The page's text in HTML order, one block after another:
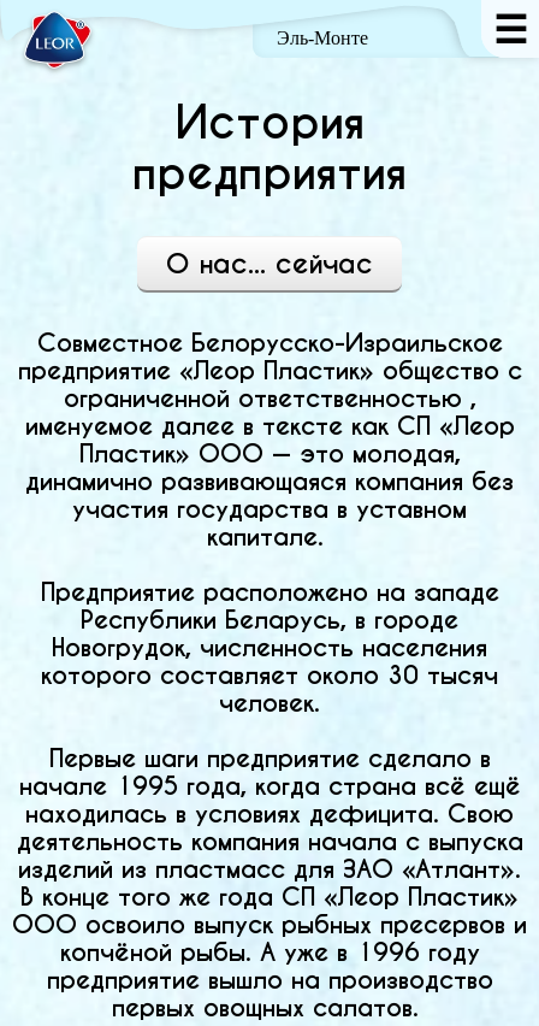
Эль-Монте ☰
История
предприятия
О нас... сейчас
Совместное Белорусско-Израильское
предприятие «Леор Пластик» общество с
ограниченной ответственностью ,
именуемое далее в тексте как СП «Леор
Пластик» ООО — это молодая,
динамично развивающаяся компания без
участия государства в уставном
капитале.
Предприятие расположено на западе
Республики Беларусь, в городе
Новогрудок, численность населения
которого составляет около 30 тысяч
человек.
Первые шаги предприятие сделало в
начале 1995 года, когда страна всё ещё
находилась в условиях дефицита. Свою
деятельность компания начала с выпуска
изделий из пластмасс для ЗАО «Атлант».
В конце того же года СП «Леор Пластик»
ООО освоило выпуск рыбных пресервов и
копчёной рыбы. А уже в 1996 году
предприятие вышло на производство
первых овощных салатов.